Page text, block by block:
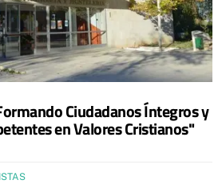
Ciudadanos Íntegros y
en Valores Cristianos"